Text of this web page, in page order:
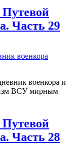
Часть 29
военкора и
ВСУ мирным
Часть 28